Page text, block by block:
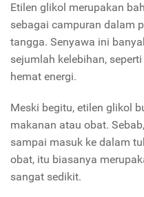
Etilen glikol merupakan
sebagai campuran dalam
tangga. Senyawa ini
sejumlah kelebihan,
hemat energi.
Meski begitu, etilen glikol
makanan atau obat.
sampai masuk ke dalam
obat, itu biasanya
sangat sedikit.